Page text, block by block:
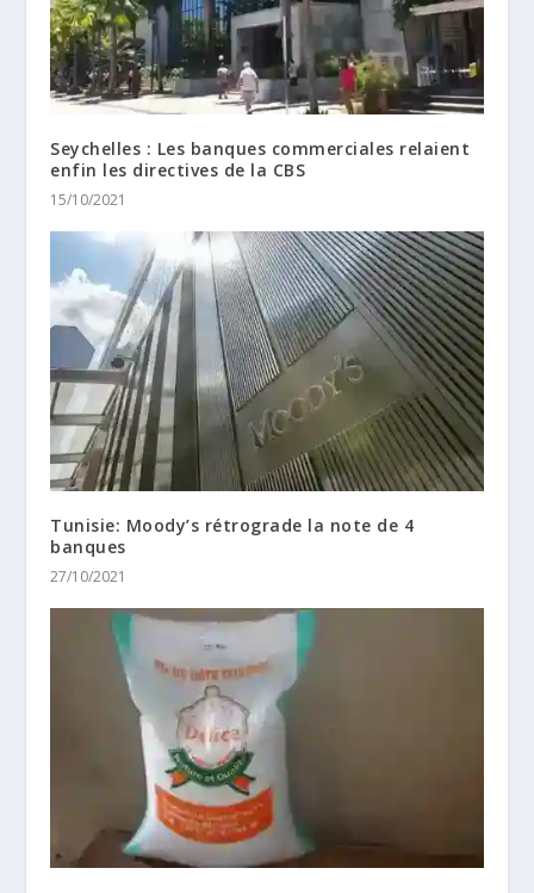
Seychelles : Les banques commerciales relaient
enfin les directives de la CBS
15/10/2021
Tunisie: Moody’s rétrograde la note de 4
banques
27/10/2021